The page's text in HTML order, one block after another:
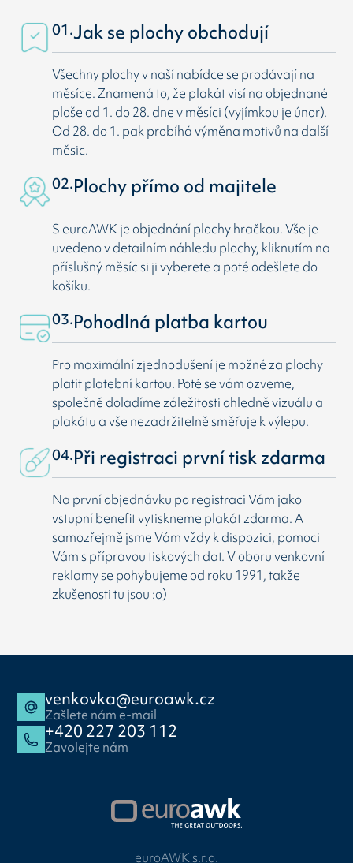
01.Jak se plochy obchodují
Všechny plochy v naší nabídce se prodávají na
měsíce. Znamená to, že plakát visí na objednané
ploše od 1. do 28. dne v měsíci (vyjímkou je únor).
Od 28. do 1. pak probíhá výměna motivů na další
měsic.
02.Plochy přímo od majitele
S euroAWK je objednání plochy hračkou. Vše je
uvedeno v detailním náhledu plochy, kliknutím na
příslušný měsíc si ji vyberete a poté odešlete do
košíku.
03.Pohodlná platba kartou
Pro maximální zjednodušení je možné za plochy
platit platební kartou. Poté se vám ozveme,
společně doladíme záležitosti ohledně vizuálu a
plakátu a vše nezadržitelně směřuje k výlepu.
04.Při registraci první tisk zdarma
Na první objednávku po registraci Vám jako
vstupní benefit vytiskneme plakát zdarma. A
samozřejmě jsme Vám vždy k dispozici, pomoci
Vám s přípravou tiskových dat. V oboru venkovní
reklamy se pohybujeme od roku 1991, takže
zkušenosti tu jsou :o)
venkovka@euroawk.cz
Zašlete nám e-mail
+420 227 203 112
Zavolejte nám
euroAWK s.r.o.